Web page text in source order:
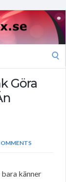
Göra
känner